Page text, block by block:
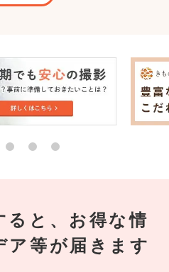
ると、お得な情
ア等が届きます